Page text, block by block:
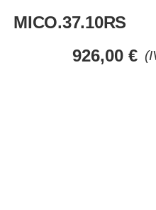
MICO.37.10RS
926,00 €